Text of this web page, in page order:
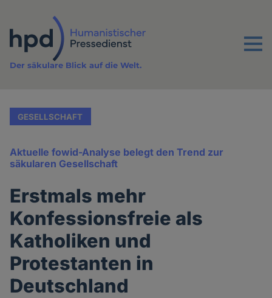
Inhalt
Menu
Der säkulare Blick auf die Welt.
GESELLSCHAFT
Aktuelle fowid-Analyse belegt den Trend zur
säkularen Gesellschaft
Erstmals mehr
Konfessionsfreie als
Katholiken und
Protestanten in
Deutschland